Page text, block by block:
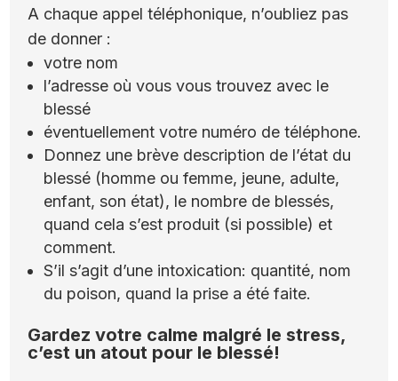
A chaque appel téléphonique, n’oubliez pas
de donner :
votre nom
l’adresse où vous vous trouvez avec le
blessé
éventuellement votre numéro de téléphone.
Donnez une brève description de l’état du
blessé (homme ou femme, jeune, adulte,
enfant, son état), le nombre de blessés,
quand cela s’est produit (si possible) et
comment.
S’il s’agit d’une intoxication: quantité, nom
du poison, quand la prise a été faite.
Gardez votre calme malgré le stress,
c’est un atout pour le blessé!